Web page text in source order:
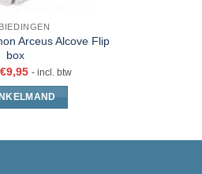
Arceus Alcove Flip
box
€9,95 - incl. btw